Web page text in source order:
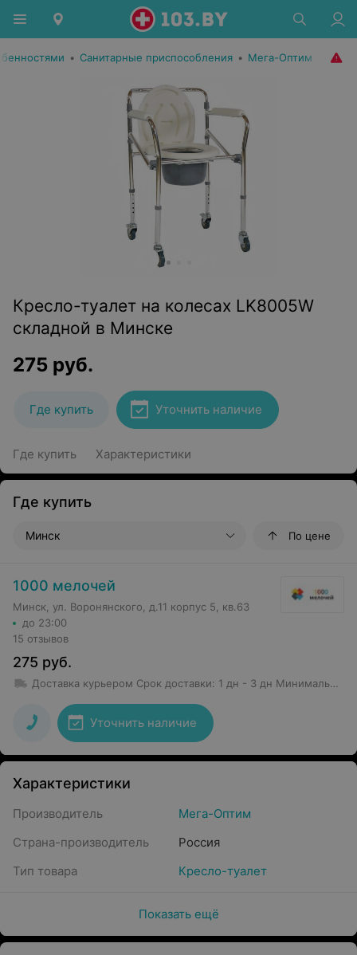
• Санитарные приспособления • Мега-Оптим
Кресло-туалет на колесах LK8005W
складной в Минске
275 руб.
Где купить Уточнить наличие
Где купить Характеристики
Где купить
Минск По цене
1000 мелочей
Минск, ул. Воронянского, д.11 корпус 5, кв.63
до 23:00
15 отзывов
275 руб.
Доставка курьером Срок доставки: 1 дн - 3 дн Минимальная сумма заказа: 50 руб.
Уточнить наличие
Характеристики
Производитель
Мега-Оптим
Страна-производитель
Россия
Тип товара
Кресло-туалет
Показать ещё